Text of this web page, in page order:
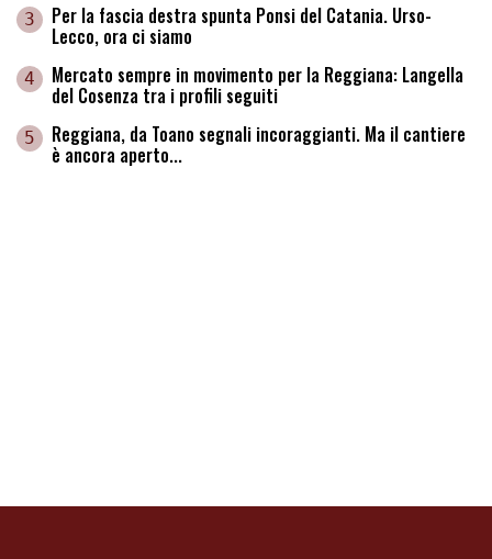
3 Per la fascia destra spunta Ponsi del Catania. Urso-
Lecco, ora ci siamo
4 Mercato sempre in movimento per la Reggiana: Langella
del Cosenza tra i profili seguiti
5 Reggiana, da Toano segnali incoraggianti. Ma il cantiere
è ancora aperto...